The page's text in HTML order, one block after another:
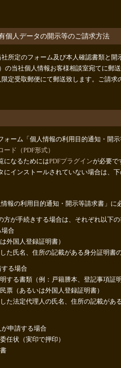
個人データの開示等のご請求方法
所定のフォーム及び本人確認書類と
の当社個人情報お客様相談室宛てに郵
定受取郵便にて郵送致します。ご請求
ォーム「個人情報の利用目的通知・開
ド（PDF形式）
になるためにはPDFプラグインが必要で
にインストールされていない場合は、
報の利用目的通知・開示等請求書」に
方が手続きする場合は、それぞれ以下の
場合
外国人登録証明書）
た氏名、住所の記載がある身分証明書
る場合
する書類（例：戸籍謄本、登記事項証明
票（あるいは外国人登録証明書）
た法定代理人の氏名、住所の記載が
申請する場合
任状（実印で押印）